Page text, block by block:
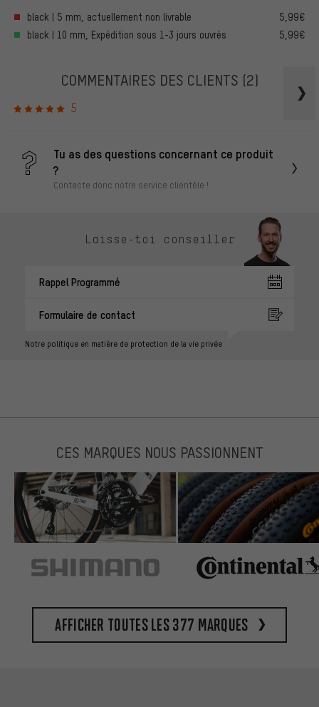
black | 5 mm, actuellement non livrable
5,99€
black | 10 mm, Expédition sous 1-3 jours ouvrés
5,99€
COMMENTAIRES DES CLIENTS (2)
5
Tu as des questions concernant ce produit
?
Contacte donc notre service clientèle !
Laisse-toi conseiller
Rappel Programmé
Formulaire de contact
Notre politique en matière de protection de la vie privée
CES MARQUES NOUS PASSIONNENT
Afficher toutes les 377 marques